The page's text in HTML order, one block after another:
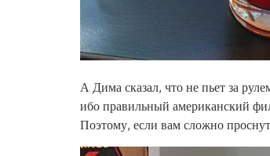
А Дима сказал, что не пьет за
ибо правильный американский
Поэтому, если вам сложно